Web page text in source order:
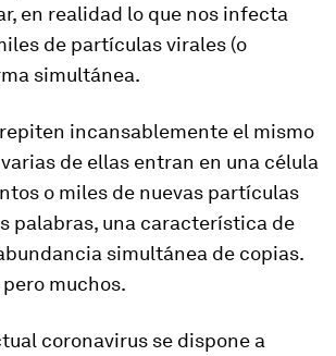
en realidad lo que nos infecta
de partículas virales (o
simultánea.
incansablemente el mismo
de ellas entran en una célula
o miles de nuevas partículas
palabras, una característica de
simultánea de copias.
muchos.
coronavirus se dispone a